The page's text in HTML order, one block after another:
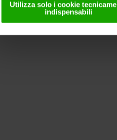
Utilizza solo i cookie
indispensabili